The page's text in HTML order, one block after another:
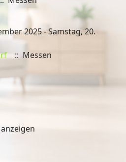
2025 - Samstag, 20.
:: Messen